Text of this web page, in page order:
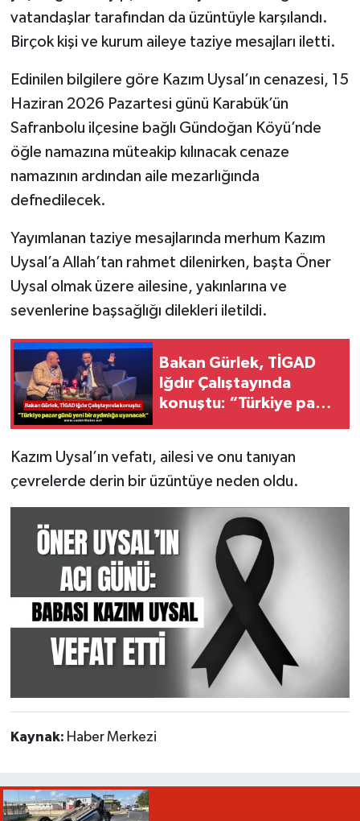
vatandaşlar tarafından da üzüntüyle karşılandı.
Birçok kişi ve kurum aileye taziye mesajları iletti.
Edinilen bilgilere göre Kazım Uysal’ın cenazesi, 15
Haziran 2026 Pazartesi günü Karabük’ün
Safranbolu ilçesine bağlı Gündoğan Köyü’nde
öğle namazına müteakip kılınacak cenaze
namazının ardından aile mezarlığında
defnedilecek.
Yayımlanan taziye mesajlarında merhum Kazım
Uysal’a Allah’tan rahmet dilenirken, başta Öner
Uysal olmak üzere ailesine, yakınlarına ve
sevenlerine başsağlığı dilekleri iletildi.
Bakan Gürlek, TİGAD
Iğdır Çalıştayında
konuştu: “Türkiye pazar
Kazım Uysal’ın vefatı, ailesi ve onu tanıyan
çevrelerde derin bir üzüntüye neden oldu.
Kaynak: Haber Merkezi